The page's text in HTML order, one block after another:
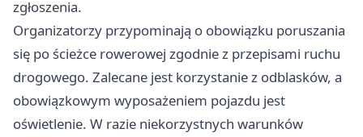
zgłoszenia.
Organizatorzy przypominają o obowiązku poruszania
się po ścieżce rowerowej zgodnie z przepisami ruchu
drogowego. Zalecane jest korzystanie z odblasków, a
obowiązkowym wyposażeniem pojazdu jest
oświetlenie. W razie niekorzystnych warunków